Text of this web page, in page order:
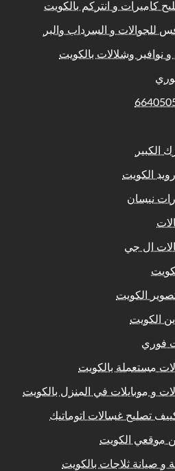
كاميرات و انتركم بالكويت
و السرداب والبر
وشلالات بالكويت
الكبير
الكويت
نيسان
ال جي
الكويت
الكويت
فوري
مستعملة بالكويت
و موبايلات في المنزل بالكويت
تصليح غسالات اتوماتيك
موقعي الكويت
و صيانة ثلاجات بالكويت